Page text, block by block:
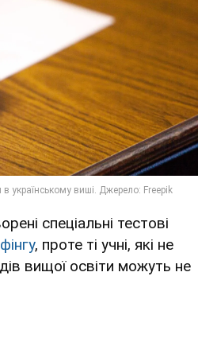
спеціальні тестові
, проте ті учні, які не
вищої освіти можуть не